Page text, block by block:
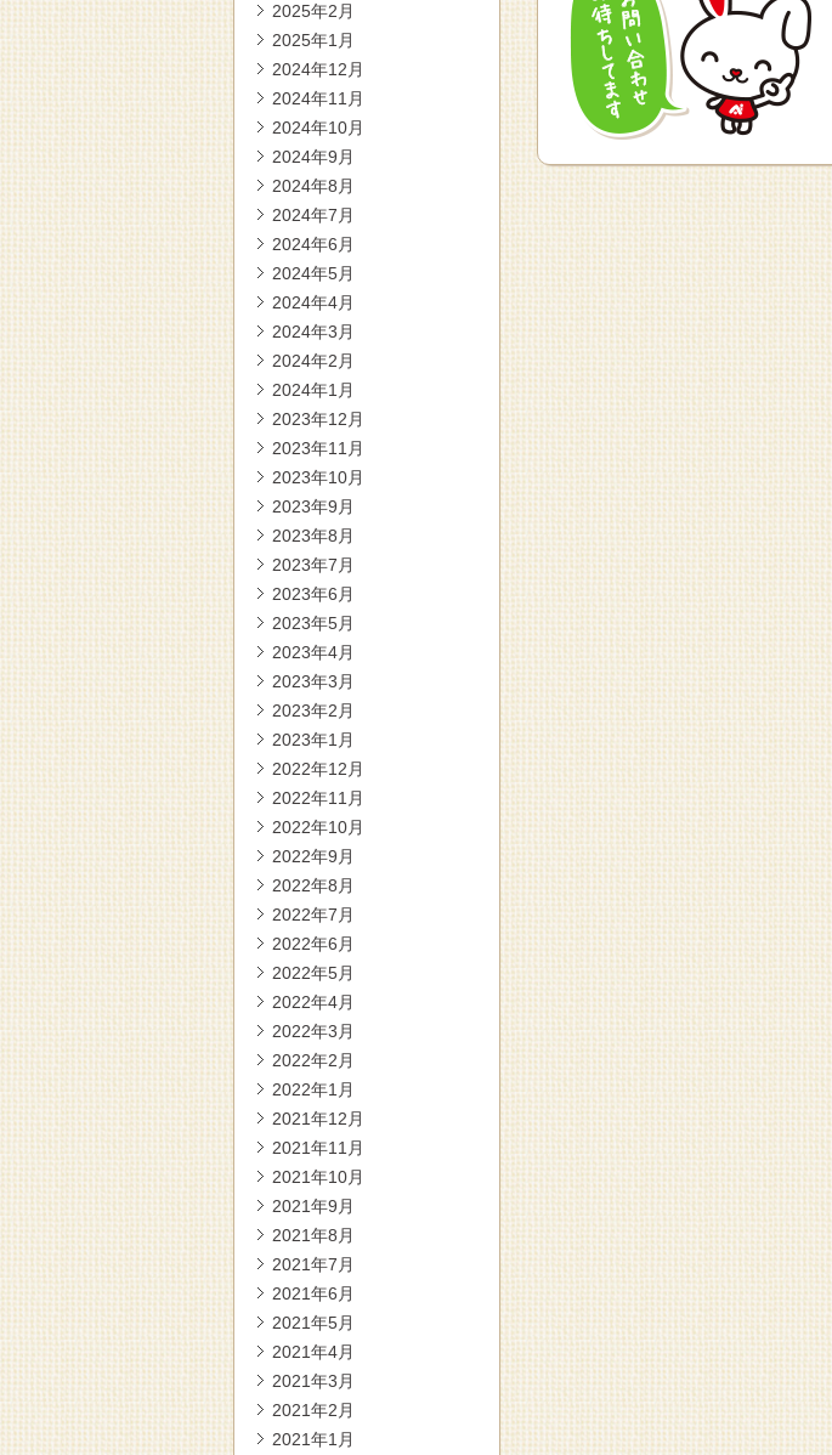
2025年2月
2025年1月
2024年12月
2024年11月
2024年10月
2024年9月
2024年8月
2024年7月
2024年6月
2024年5月
2024年4月
2024年3月
2024年2月
2024年1月
2023年12月
2023年11月
2023年10月
2023年9月
2023年8月
2023年7月
2023年6月
2023年5月
2023年4月
2023年3月
2023年2月
2023年1月
2022年12月
2022年11月
2022年10月
2022年9月
2022年8月
2022年7月
2022年6月
2022年5月
2022年4月
2022年3月
2022年2月
2022年1月
2021年12月
2021年11月
2021年10月
2021年9月
2021年8月
2021年7月
2021年6月
2021年5月
2021年4月
2021年3月
2021年2月
2021年1月